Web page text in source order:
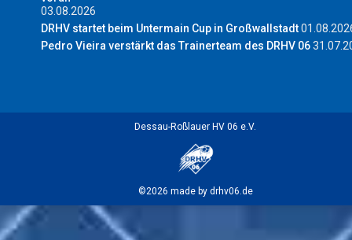
03.08.2026
DRHV startet beim Untermain Cup in Großwallstadt
Pedro Vieira verstärkt das Trainerteam des DRHV 06
Dessau-Roßlauer HV 06 e.V.
©2026 made by drhv06.de